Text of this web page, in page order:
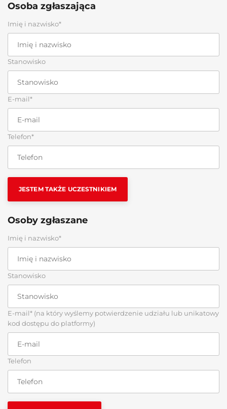
Osoba zgłaszająca
Imię i nazwisko*
Stanowisko
E-mail*
Telefon*
JESTEM TAKŻE UCZESTNIKIEM
Osoby zgłaszane
Imię i nazwisko*
Stanowisko
E-mail* (na który wyślemy potwierdzenie udziału lub unikatowy
kod dostępu do platformy)
Telefon